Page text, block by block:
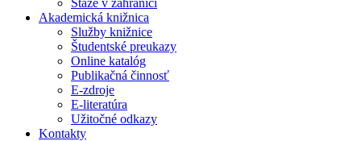
Stáže v zahraničí
Akademická knižnica
Služby knižnice
Študentské preukazy
Online katalóg
Publikačná činnosť
E-zdroje
E-literatúra
Užitočné odkazy
Kontakty